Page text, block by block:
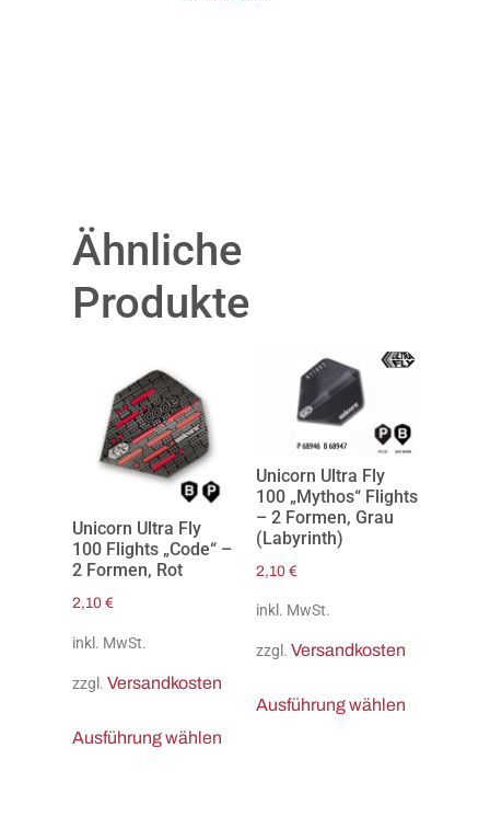
Ähnliche
Produkte
Unicorn Ultra Fly
100 Flights „Code“ –
2 Formen, Rot
2,10 €
inkl. MwSt.
zzgl. Versandkosten
Ausführung wählen
Unicorn Ultra Fly
100 „Mythos“ Flights
– 2 Formen, Grau
(Labyrinth)
2,10 €
inkl. MwSt.
zzgl. Versandkosten
Ausführung wählen